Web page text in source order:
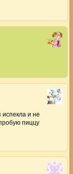
испекла и не
пиццу